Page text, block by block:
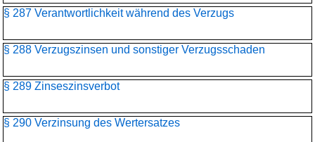
§ 287 Verantwortlichkeit während des Verzugs
§ 288 Verzugszinsen und sonstiger Verzugsschaden
§ 289 Zinseszinsverbot
§ 290 Verzinsung des Wertersatzes